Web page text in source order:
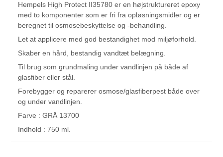
Hempels High Protect II35780 er en højstruktureret epoxy
med to komponenter som er fri fra opløsningsmidler og er
beregnet til osmosebeskyttelse og -behandling.
Let at applicere med god bestandighet mod miljøforhold.
Skaber en hård, bestandig vandtæt belægning.
Til brug som grundmaling under vandlinjen på både af
glasfiber eller stål.
Forebygger og reparerer osmose/glasfiberpest både over
og under vandlinjen.
Farve : GRÅ 13700
Indhold : 750 ml.